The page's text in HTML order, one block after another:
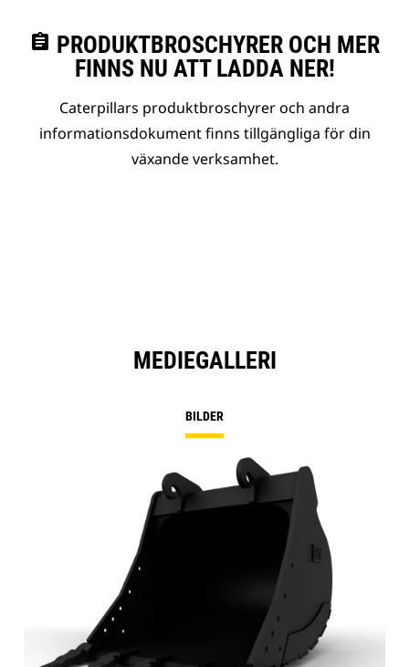
assignment PRODUKTBROSCHYRER OCH MER
FINNS NU ATT LADDA NER!
Caterpillars produktbroschyrer och andra
informationsdokument finns tillgängliga för din
växande verksamhet.
MEDIEGALLERI
BILDER